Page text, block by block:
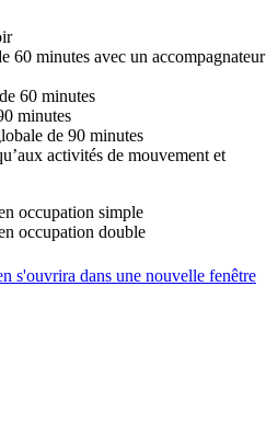
60 minutes avec un accompagnateur
60 minutes
minutes
de 90 minutes
activités de mouvement et
occupation simple
occupation double
s'ouvrira dans une nouvelle fenêtre